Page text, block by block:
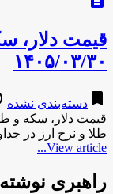
قیمت دلار،
۱۴۰۵/۰۳/۳۰
bookmark دسته‌بندی نشده
طلا و نرخ ارز در
View article...
راهبری